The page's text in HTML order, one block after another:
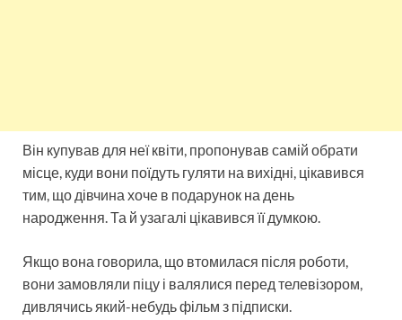
Він купував для неї квіти, пропонував самій обрати
місце, куди вони поїдуть гуляти на вихідні, цікавився
тим, що дівчина хоче в подарунок на день
народження. Та й узагалі цікавився її думкою.
Якщо вона говорила, що втомилася після роботи,
вони замовляли піцу і валялися перед телевізором,
дивлячись який-небудь фільм з підписки.